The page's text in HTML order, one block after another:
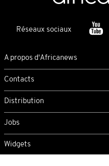
Réseaux sociaux
A propos d'Africanews
Contacts
Distribution
Jobs
Widgets